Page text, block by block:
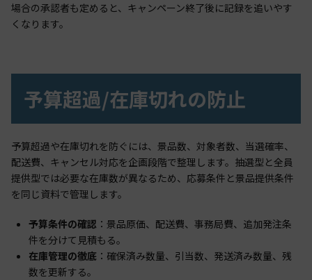
場合の承認者も定めると、キャンペーン終了後に記録を追いやす
くなります。
予算超過/在庫切れの防止
予算超過や在庫切れを防ぐには、景品数、対象者数、当選確率、
配送費、キャンセル対応を企画段階で整理します。抽選型と全員
提供型では必要な在庫数が異なるため、応募条件と景品提供条件
を同じ資料で管理します。
予算条件の確認 ：景品原価、配送費、事務局費、追加発注条
件を分けて見積もる。
在庫管理の徹底 ：確保済み数量、引当数、発送済み数量、残
数を更新する。